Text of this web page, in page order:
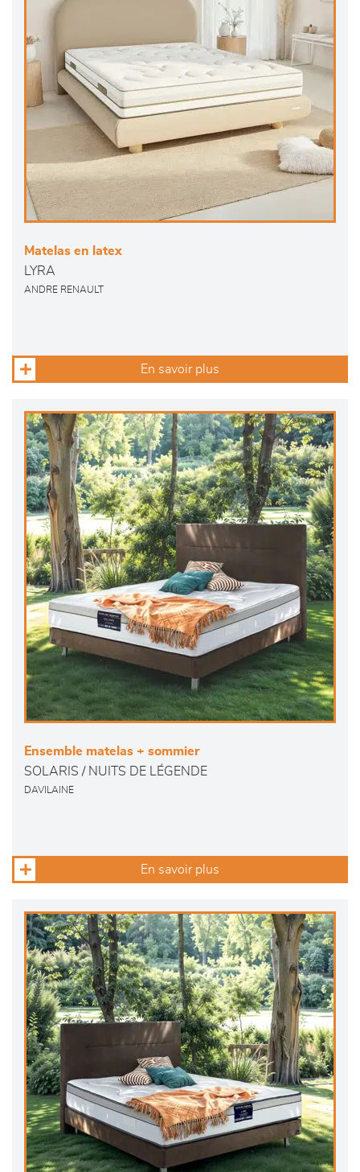
Matelas en latex
LYRA
ANDRE RENAULT
En savoir plus
Ensemble matelas + sommier
SOLARIS / NUITS DE LÉGENDE
DAVILAINE
En savoir plus